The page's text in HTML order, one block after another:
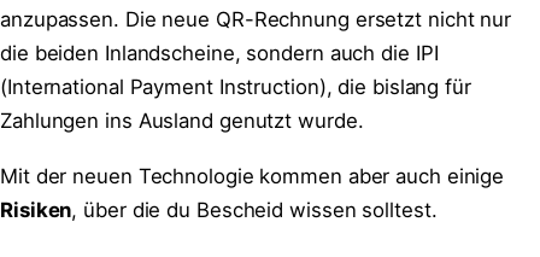
anzupassen. Die neue QR-Rechnung ersetzt nicht nur
die beiden Inlandscheine, sondern auch die IPI
(International Payment Instruction), die bislang für
Zahlungen ins Ausland genutzt wurde.
Mit der neuen Technologie kommen aber auch einige
Risiken, über die du Bescheid wissen solltest.